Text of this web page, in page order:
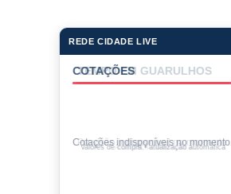
REDE CIDADE LIVE
COTAÇÕES
Cotações indisponíveis no momento.
Valores de compra • atualização automática